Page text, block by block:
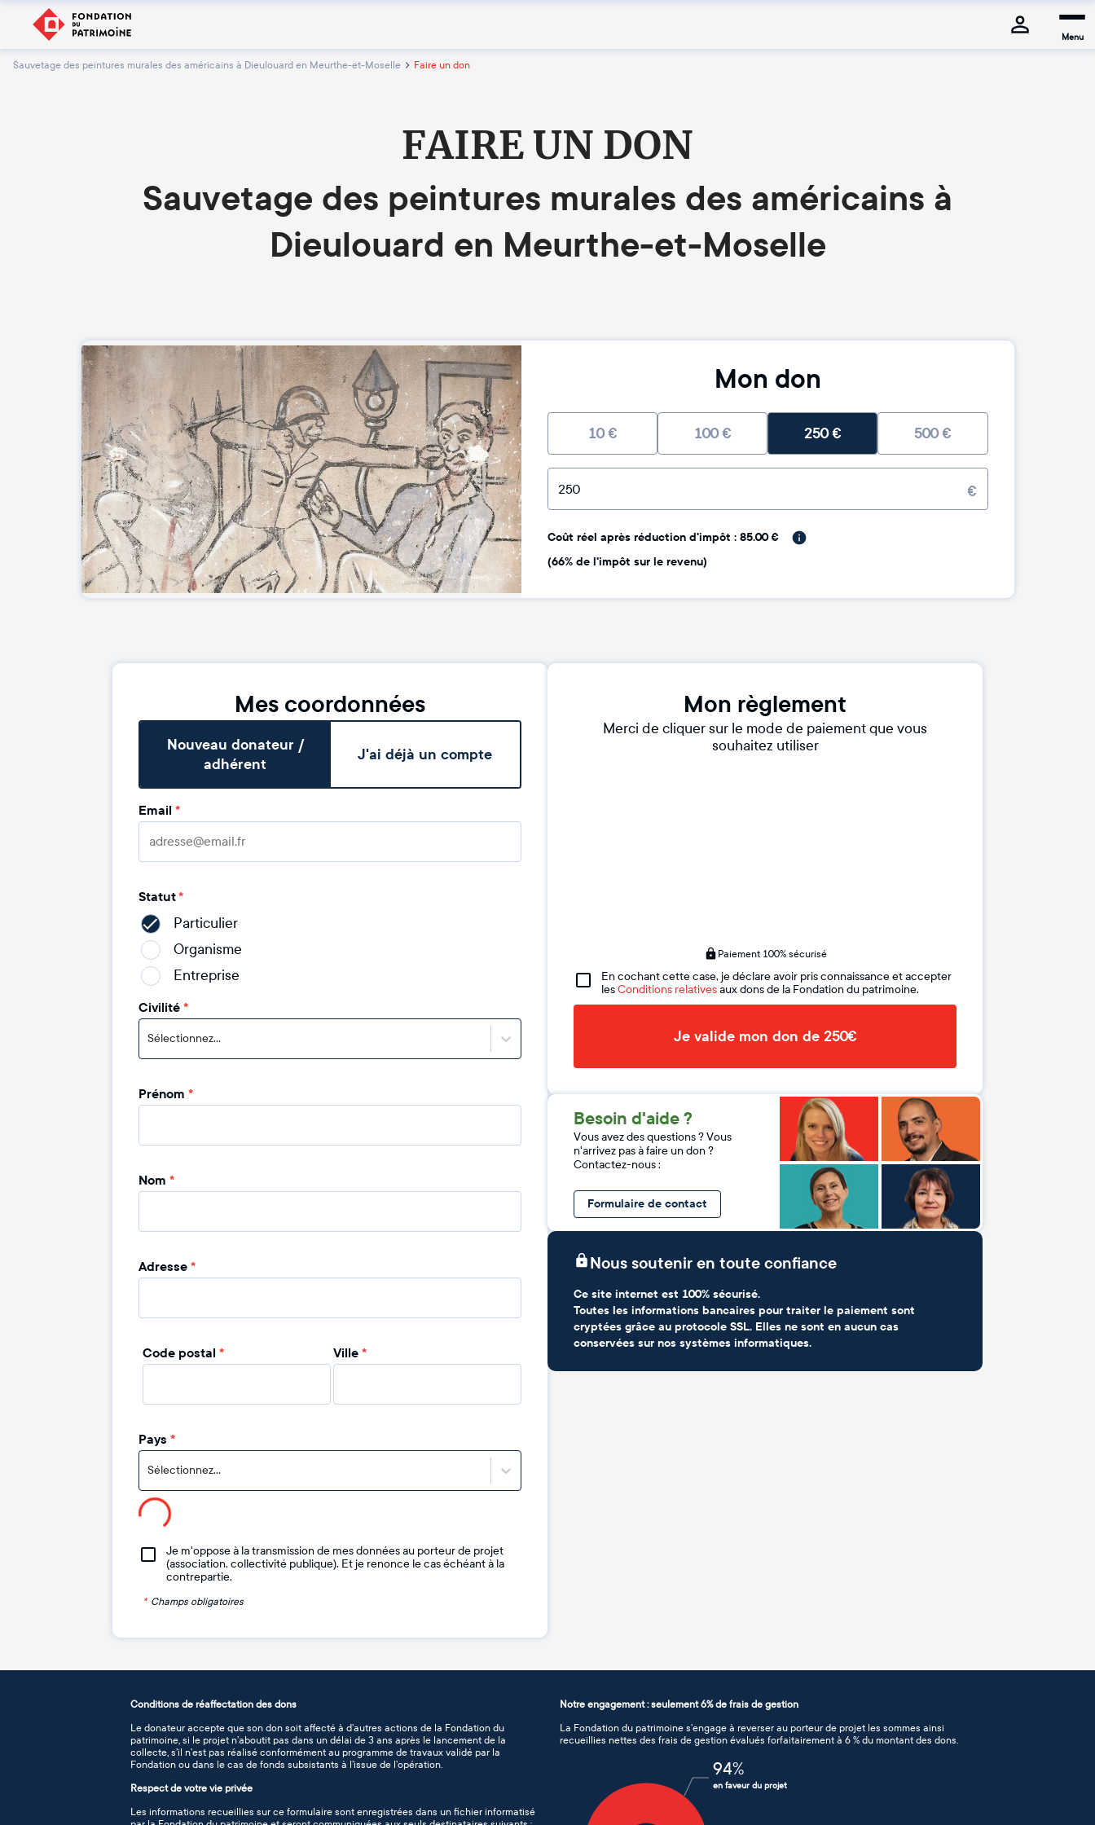
Menu
Sauvetage des peintures murales des américains à Dieulouard en Meurthe-et-Moselle Faire un don
FAIRE UN DON
Sauvetage des peintures murales des américains à
Dieulouard en Meurthe-et-Moselle
Mon don
10€ 100€ 250€ 500€
€
Coût réel après réduction d'impôt : 85.00 €
(66% de l'impôt sur le revenu)
Mes coordonnées
Nouveau donateur /
adhérent
J'ai déjà un compte
Email *
Statut*
Particulier
Organisme
Entreprise
Civilité*
Sélectionnez...
Prénom *
Nom *
Adresse*
Code postal * Ville*
Pays *
Sélectionnez...
Je m'oppose à la transmission de mes données au porteur de projet
(association, collectivité publique). Et je renonce le cas échéant à la
contrepartie.
* Champs obligatoires
Mon règlement
Merci de cliquer sur le mode de paiement que vous
souhaitez utiliser
Paiement 100% sécurisé
En cochant cette case, je déclare avoir pris connaissance et accepter
lesConditions relativesaux dons de la Fondation du patrimoine.
Je valide mon don de 250€
Besoin d'aide ?
Vous avez des questions ? Vous
n'arrivez pas à faire un don ?
Contactez-nous :
Formulaire de contact
Nous soutenir en toute confiance
Ce site internet est 100% sécurisé.
Toutes les informations bancaires pour traiter le paiement sont
cryptées grâce au protocole SSL. Elles ne sont en aucun cas
conservées sur nos systèmes informatiques.
Conditions de réaffectation des dons
Le donateur accepte que son don soit affecté à d’autres actions de la Fondation du
patrimoine, si le projet n’aboutit pas dans un délai de 3 ans après le lancement de la
collecte, s’il n’est pas réalisé conformément au programme de travaux validé par la
Fondation ou dans le cas de fonds subsistants à l’issue de l’opération.
Respect de votre vie privée
Les informations recueillies sur ce formulaire sont enregistrées dans un fichier informatisé
Notre engagement : seulement 6% de frais de gestion
La Fondation du patrimoine s’engage à reverser au porteur de projet les sommes ainsi
recueillies nettes des frais de gestion évalués forfaitairement à 6 % du montant des dons.
94%
en faveur du projet